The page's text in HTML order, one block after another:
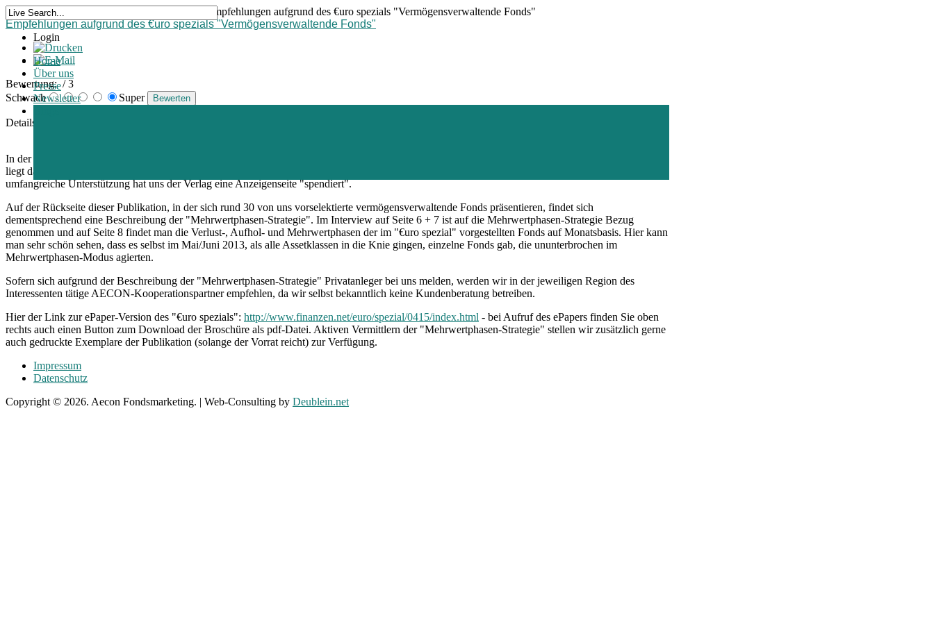
Login
Home
Über uns
Presse
Newsletter
Home > Blogs >
Empfehlungen aufgrund des €uro spezials "Vermögensverwaltende Fonds"
Empfehlungen aufgrund des €uro spezials "Vermögensverwaltende Fonds"
Bewertung:/ 3
Schwach
Super
Details
In der aktuellen Ausgabe der Monatszeitschrift "€uro" sowie in der Ausgabe der "€uro am Sonntag", die am bevorstehenden Wochenende erscheint,
liegt das alljährlich von uns für den Finanzen Verlag aufbereitete "€uro spezial - Vermögensverwaltende Fonds" bei. Für unsere doch recht
umfangreiche Unterstützung hat uns der Verlag eine Anzeigenseite "spendiert".
Auf der Rückseite dieser Publikation, in der sich rund 30 von uns vorselektierte vermögensverwaltende Fonds präsentieren, findet sich
dementsprechend eine Beschreibung der "Mehrwertphasen-Strategie". Im Interview auf Seite 6 + 7 ist auf die Mehrwertphasen-Strategie Bezug
genommen und auf Seite 8 findet man die Verlust-, Aufhol- und Mehrwertphasen der im "€uro spezial" vorgestellten Fonds auf Monatsbasis. Hier kann
man sehr schön sehen, dass es selbst im Mai/Juni 2013, als alle Assetklassen in die Knie gingen, einzelne Fonds gab, die ununterbrochen im
Mehrwertphasen-Modus agierten.
Sofern sich aufgrund der Beschreibung der "Mehrwertphasen-Strategie" Privatanleger bei uns melden, werden wir in der jeweiligen Region des
Interessenten tätige AECON-Kooperationspartner empfehlen, da wir selbst bekanntlich keine Kundenberatung betreiben.
Hier der Link zur ePaper-Version des "€uro spezials": http://www.finanzen.net/euro/spezial/0415/index.html - bei Aufruf des ePapers finden Sie oben
rechts auch einen Button zum Download der Broschüre als pdf-Datei. Aktiven Vermittlern der "Mehrwertphasen-Strategie" stellen wir zusätzlich gerne
auch gedruckte Exemplare der Publikation (solange der Vorrat reicht) zur Verfügung.
Impressum
Datenschutz
Copyright © 2026. Aecon Fondsmarketing. | Web-Consulting by Deublein.net